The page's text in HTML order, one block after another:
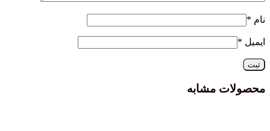
نام*
ایمیل *
محصولات مشابه